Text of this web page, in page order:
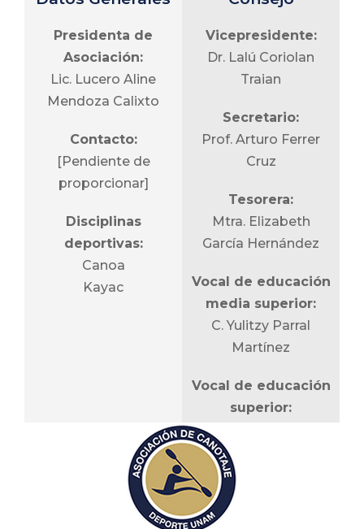
Presidenta de
Asociación:
Lic. Lucero Aline
Mendoza Calixto
Contacto:
[Pendiente de
proporcionar]
Disciplinas
deportivas:
Canoa
Kayac
Vicepresidente:
Dr. Lalú Coriolan
Traian
Secretario:
Prof. Arturo Ferrer
Cruz
Tesorera:
Mtra. Elizabeth
García Hernández
Vocal de educación
media superior:
C. Yulitzy Parral
Martínez
Vocal de educación
superior:
Lic. Francisco Castillo
Vocal de FES:
C.Gael Guatemala